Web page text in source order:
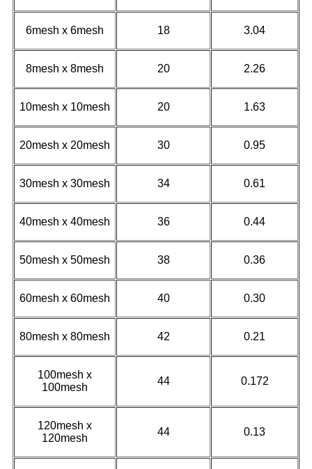
6mesh x 6mesh 18 3.04
8mesh x 8mesh 20 2.26
10mesh x 10mesh 20 1.63
20mesh x 20mesh 30 0.95
30mesh x 30mesh 34 0.61
40mesh x 40mesh 36 0.44
50mesh x 50mesh 38 0.36
60mesh x 60mesh 40 0.30
80mesh x 80mesh 42 0.21
100mesh x
100mesh
44 0.172
120mesh x
120mesh
44 0.13